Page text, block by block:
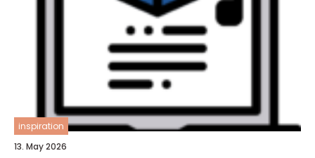
inspiration
13. May 2026